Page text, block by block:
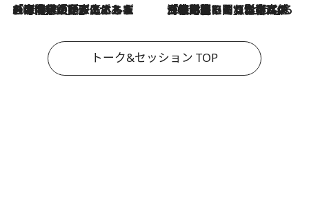
2026.8.3
「今後値上げがあるとすれば…」「リスクがあるのは今年の冬」エネルギー専門家が語る、ホルムズ海峡封鎖が家庭にもたらす“ある心配” 2026.8.3
「住宅建てられない…」「サーチャージ料の高値が続いている」ホルムズ海峡封鎖による影響はいつまで続く？《エネルギー専門家に聞く“どうなる日本の暮らし”》
トーク&セッション TOP